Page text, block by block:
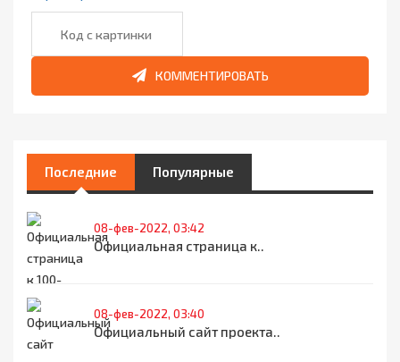
КОММЕНТИРОВАТЬ
Последние Популярные
08-фев-2022, 03:42
Официальная страница к..
08-фев-2022, 03:40
Официальный сайт проекта..